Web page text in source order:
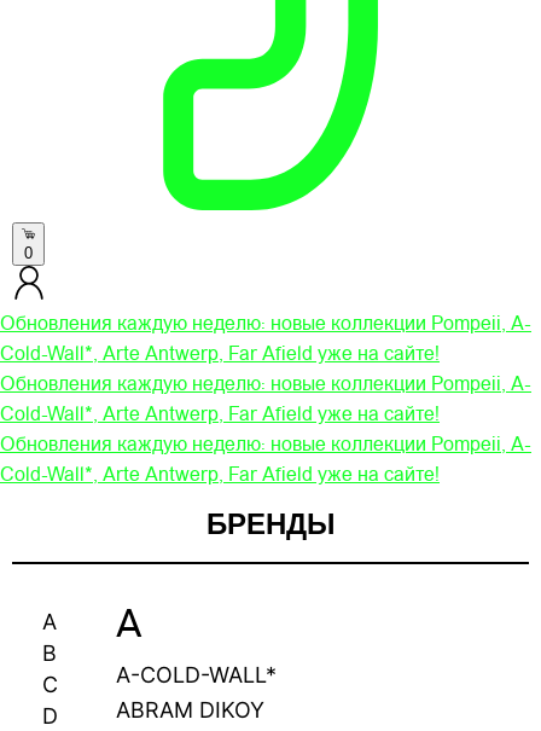
0
Обновления каждую неделю: новые коллекции Pompeii, A-
Cold-Wall*, Arte Antwerp, Far Afield уже на сайте!
Обновления каждую неделю: новые коллекции Pompeii, A-
Cold-Wall*, Arte Antwerp, Far Afield уже на сайте!
Обновления каждую неделю: новые коллекции Pompeii, A-
Cold-Wall*, Arte Antwerp, Far Afield уже на сайте!
БРЕНДЫ
A
B
C
D
A
A-COLD-WALL*
ABRAM DIKOY